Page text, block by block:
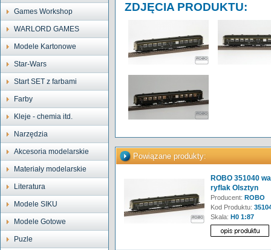
Games Workshop
WARLORD GAMES
Modele Kartonowe
Star-Wars
Start SET z farbami
Farby
Kleje - chemia itd.
Narzędzia
Akcesoria modelarskie
Materiały modelarskie
Literatura
Modele SIKU
Modele Gotowe
Puzle
ZDJĘCIA PRODUKTU:
Powiązane produkty:
ROBO 351040
ryflak Olsztyn
Producent: ROBO
Kod Produktu:
Skala: H0 1:87